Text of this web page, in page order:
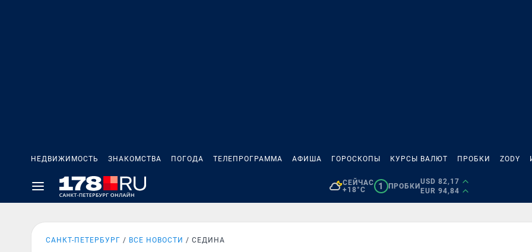
НЕДВИЖИМОСТЬ ЗНАКОМСТВА ПОГОДА ТЕЛЕПРОГРАММА АФИША ГОРОСКОПЫ КУРСЫ ВАЛЮТ ПРОБКИ ZODY
СЕЙЧАС
+18°C
1 ПРОБКИ
USD 82,17
EUR 94,84
САНКТ-ПЕТЕРБУРГ ВСЕ НОВОСТИ СЕДИНА